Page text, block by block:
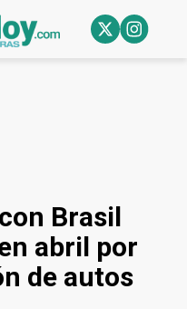
Brasil
abril por
de autos